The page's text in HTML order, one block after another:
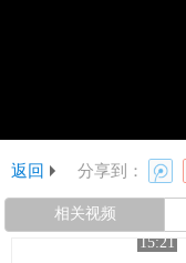
返回 分享到：
相关视频
15:21